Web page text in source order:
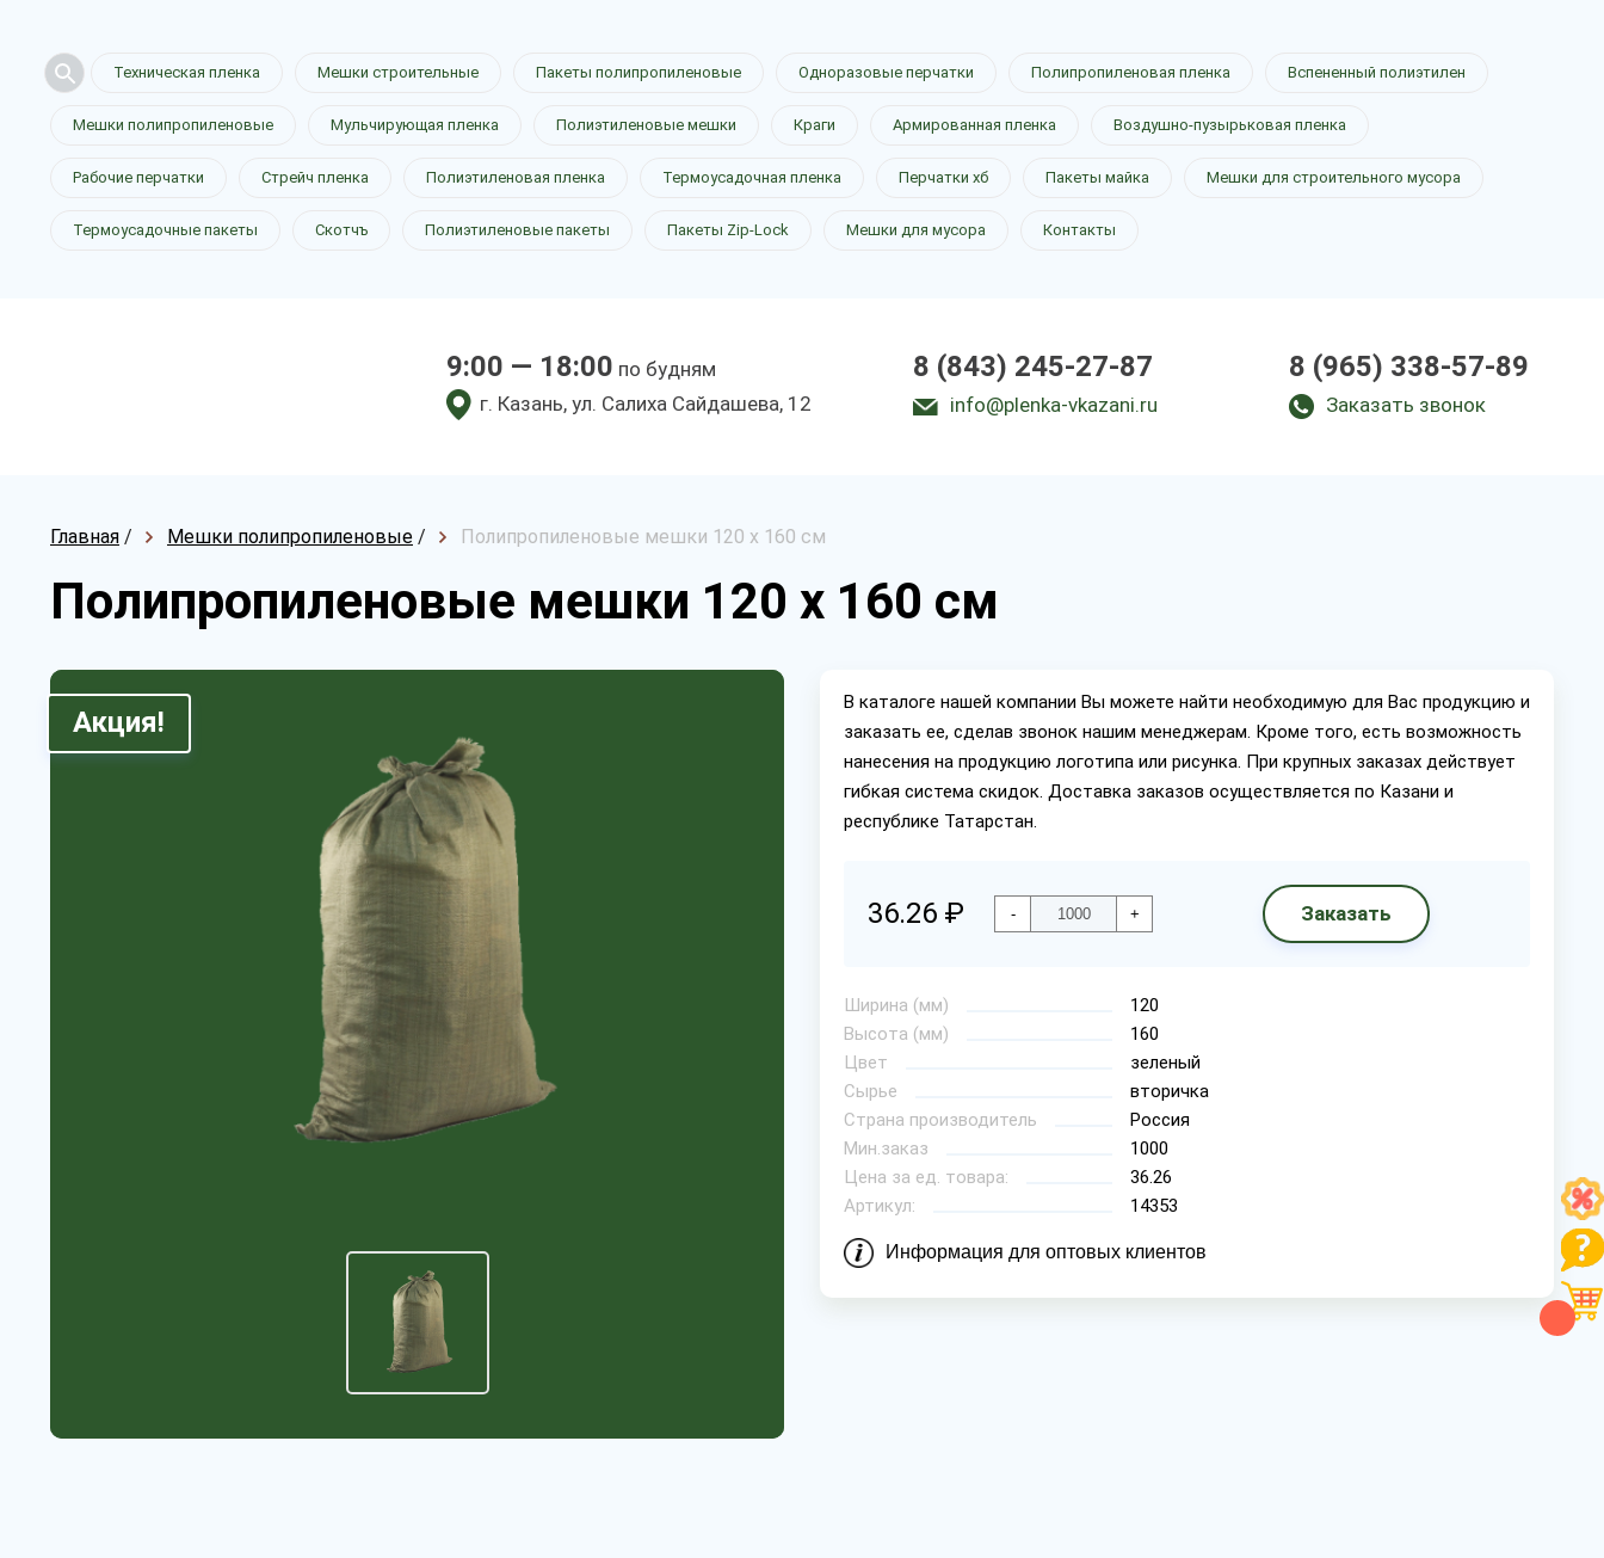
Техническая пленка Мешки строительные Пакеты полипропиленовые Одноразовые перчатки Полипропиленовая пленка Вспененный полиэтилен
Мешки полипропиленовые Мульчирующая пленка Полиэтиленовые мешки Краги Армированная пленка Воздушно-пузырьковая пленка
Рабочие перчатки Стрейч пленка Полиэтиленовая пленка Термоусадочная пленка Перчатки хб Пакеты майка Мешки для строительного мусора
Термоусадочные пакеты Скотчъ Полиэтиленовые пакеты Пакеты Zip-Lock Мешки для мусора Контакты
9:00 — 18:00 по будням
г. Казань, ул. Салиха Сайдашева, 12
8 (843) 245-27-87
info@plenka-vkazani.ru
8 (965) 338-57-89
Заказать звонок
Главная / Мешки полипропиленовые / Полипропиленовые мешки 120 х 160 см
Полипропиленовые мешки 120 х 160 см
Акция!
В каталоге нашей компании Вы можете найти необходимую для Вас продукцию и
заказать ее, сделав звонок нашим менеджерам. Кроме того, есть возможность
нанесения на продукцию логотипа или рисунка. При крупных заказах действует
гибкая система скидок. Доставка заказов осуществляется по Казани и
республике Татарстан.
36.26 ₽ - + Заказать
Ширина (мм)
120
Высота (мм)
160
Цвет
зеленый
Сырье
вторичка
Страна производитель
Россия
Мин.заказ
1000
Цена за ед. товара:
36.26
Артикул:
14353
Информация для оптовых клиентов